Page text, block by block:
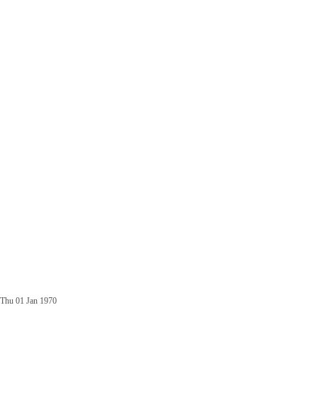
Thu 01 Jan 1970